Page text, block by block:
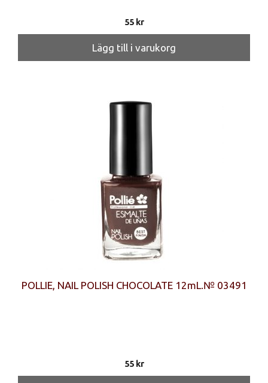
55 kr
Lägg till i varukorg
POLLIE, NAIL POLISH CHOCOLATE 12mL.№ 03491
55 kr